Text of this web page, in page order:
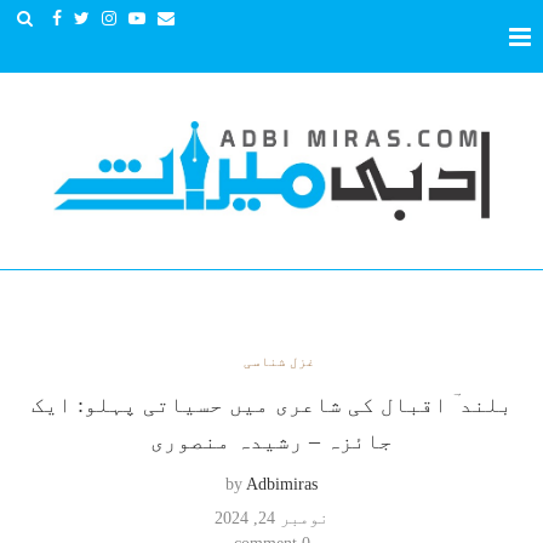
غزل شناسی
بلند ؔ اقبال کی شاعری میں حسیاتی پہلو: ایک
جائزہ – رشیدہ منصوری
by Adbimiras
نومبر 24, 2024